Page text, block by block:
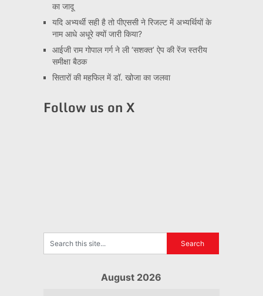
का जादू
यदि अभ्यर्थी सही है तो पीएससी ने रिजल्ट में अभ्यर्थियों के
नाम आधे अधूरे क्यों जारी किया?
आईजी राम गोपाल गर्ग ने ली ‘सशक्त’ ऐप की रेंज स्तरीय
समीक्षा बैठक
सितारों की महफिल में डॉ. खोजा का जलवा
Follow us on X
August 2026